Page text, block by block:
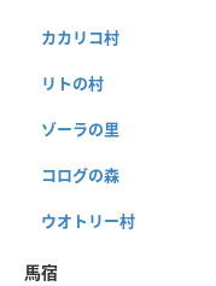
カカリコ村
リトの村
ゾーラの里
コログの森
ウオトリー村
馬宿